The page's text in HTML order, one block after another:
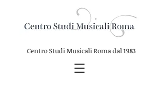
Centro Studi Musicali Romadal 1983